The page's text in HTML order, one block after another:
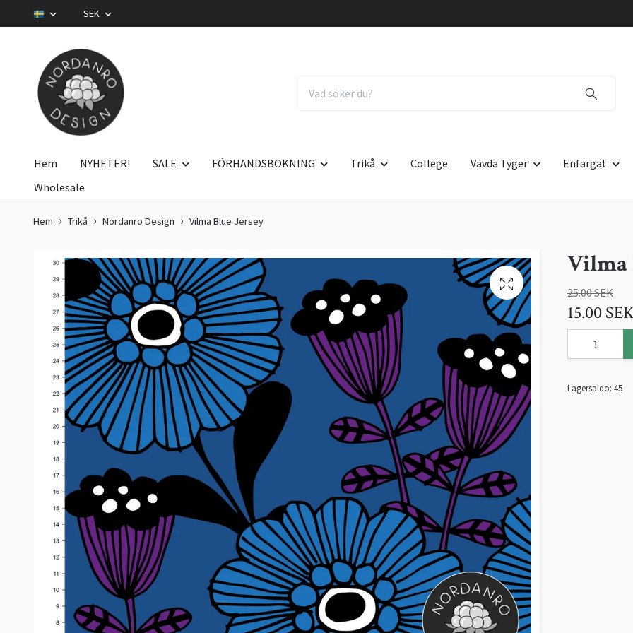
SEK
Hem NYHETER! SALE FÖRHANDSBOKNING Trikå College Vävda Tyger
Enfärgat
Wholesale
Hem Trikå Nordanro Design Vilma Blue Jersey
Vilma
25.00 SEK
15.00
Lagersaldo: 45